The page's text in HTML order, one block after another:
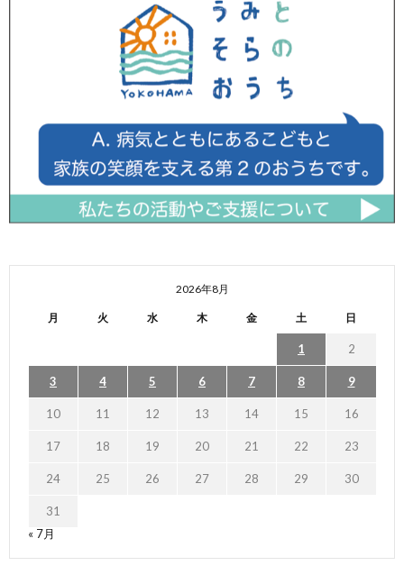
2026年8月
月 火 水 木 金 土 日
1 2
3 4 5 6 7 8 9
10 11 12 13 14 15 16
17 18 19 20 21 22 23
24 25 26 27 28 29 30
31
« 7月